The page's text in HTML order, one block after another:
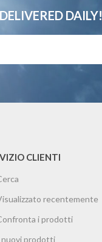
DELIVERED DAILY!
CLIENTI
recentemente
i prodotti
nuovi prodotti